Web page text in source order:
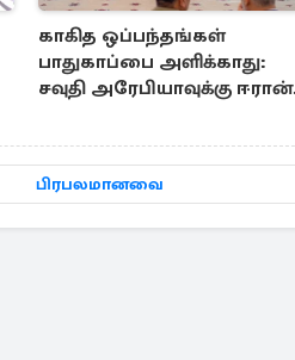
காகித ஒப்பந்தங்கள்
பாதுகாப்பை அளிக்காது:
சவுதி அரேபியாவுக்கு ஈரான்
பிரபலமானவை